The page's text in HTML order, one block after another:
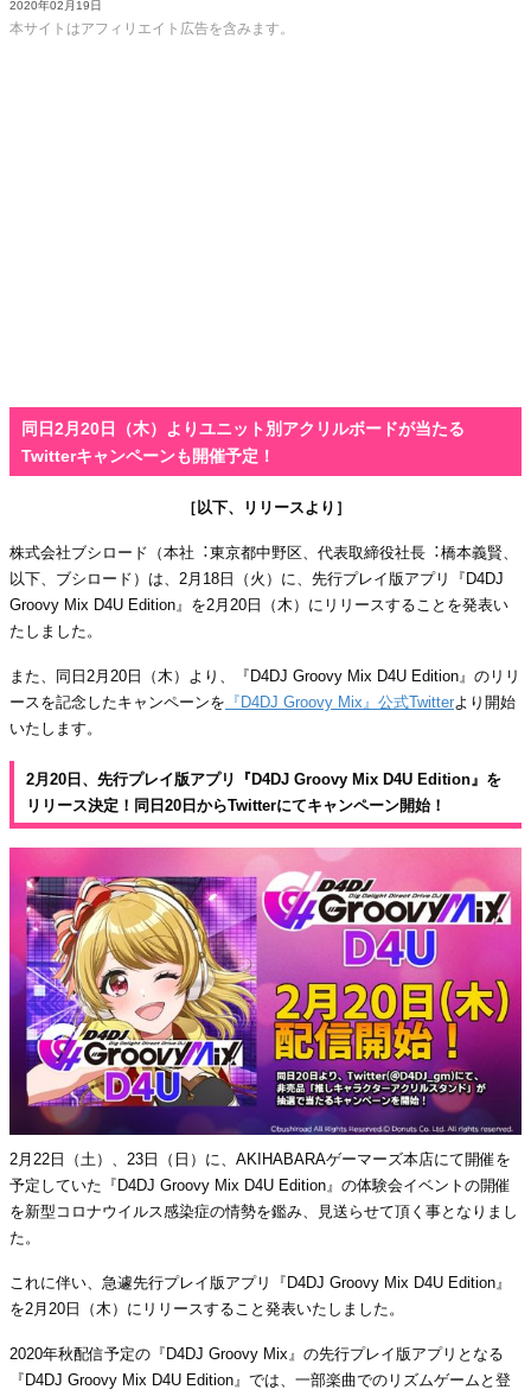
2020年02月19日
本サイトはアフィリエイト広告を含みます。
同日2月20日（木）よりユニット別アクリルボードが当たる
Twitterキャンペーンも開催予定！
［以下、リリースより］
株式会社ブシロード（本社︓東京都中野区、代表取締役社長︓橋本義賢、
以下、ブシロード）は、2月18日（火）に、先行プレイ版アプリ『D4DJ
Groovy Mix D4U Edition』を2月20日（木）にリリースすることを発表い
たしました。
また、同日2月20日（木）より、『D4DJ Groovy Mix D4U Edition』のリリ
ースを記念したキャンペーンを 『D4DJ Groovy Mix』公式Twitterより開始
いたします。
2月20日、先行プレイ版アプリ『D4DJ Groovy Mix D4U Edition』を
リリース決定！同日20日からTwitterにてキャンペーン開始！
2月22日（土）、23日（日）に、AKIHABARAゲーマーズ本店にて開催を
予定していた『D4DJ Groovy Mix D4U Edition』の体験会イベントの開催
を新型コロナウイルス感染症の情勢を鑑み、見送らせて頂く事となりまし
た。
これに伴い、急遽先行プレイ版アプリ『D4DJ Groovy Mix D4U Edition』
を2月20日（木）にリリースすること発表いたしました。
2020年秋配信予定の『D4DJ Groovy Mix』の先行プレイ版アプリとなる
『D4DJ Groovy Mix D4U Edition』では、一部楽曲でのリズムゲームと登